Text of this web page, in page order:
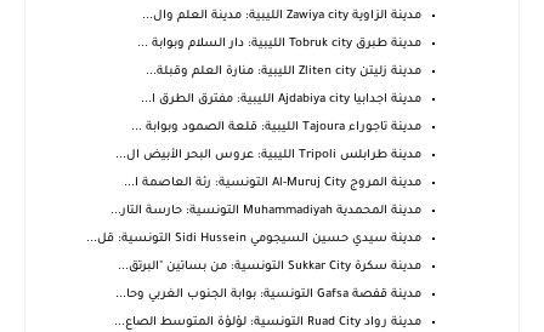
مدينة الزاوية Zawiya city الليبية: مدينة العلم وال...
مدينة طبرق Tobruk city الليبية: دار السلام وبوابة ...
مدينة زليتن Zliten city الليبية: منارة العلم وقبلة...
مدينة اجدابيا Ajdabiya city الليبية: مفترق الطرق ا...
مدينة تاجوراء Tajoura الليبية: قلعة الصمود وبوابة ...
مدينة طرابلس Tripoli الليبية: عروس البحر الأبيض ال...
مدينة المروج Al-Muruj City التونسية: رئة العاصمة ا...
مدينة المحمدية Muhammadiyah التونسية: حارسة التار...
مدينة سيدي حسين السيجومي Sidi Hussein التونسية: قل...
مدينة سكرة Sukkar City التونسية: من بساتين "البرتق...
مدينة قفصة Gafsa التونسية: بوابة الجنوب الغربي وحا...
مدينة رواد Ruad City التونسية: لؤلؤة المتوسط الصاع...